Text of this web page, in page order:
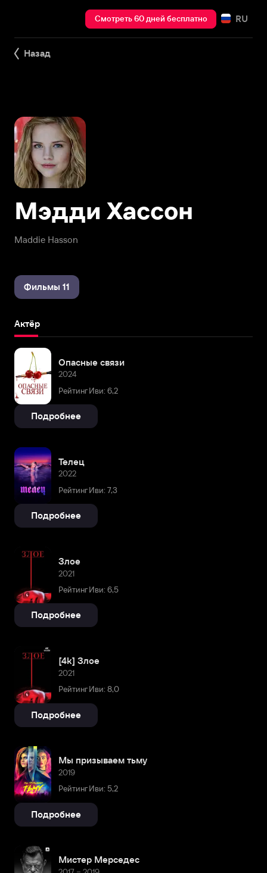
Смотреть 60 дней бесплатно RU
Назад
Maddie Hasson
Мэдди Хассон
Фильмы 11
Актёр
Опасные связи
2024
Рейтинг Иви: 6,2
Подробнее
Телец
2022
Рейтинг Иви: 7,3
Подробнее
Злое
2021
Рейтинг Иви: 6,5
Подробнее
[4k] Злое
2021
Рейтинг Иви: 8,0
Подробнее
Мы призываем тьму
2019
Рейтинг Иви: 5,2
Подробнее
Мистер Мерседес